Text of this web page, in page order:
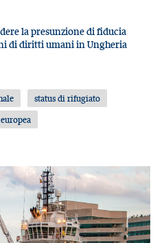
la presunzione di fiducia
di diritti umani in Ungheria
status di rifugiato